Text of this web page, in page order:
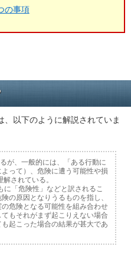
の事項
以下のように解説されていま
が、一般的には、「ある行動に
って）、危険に遭う可能性や損
されている。
に「危険性」などと訳されるこ
の原因となりうるものを指し、
危険となる可能性を組み合わせ
もそれがまず起こりえない場合
起こった場合の結果が甚大であ